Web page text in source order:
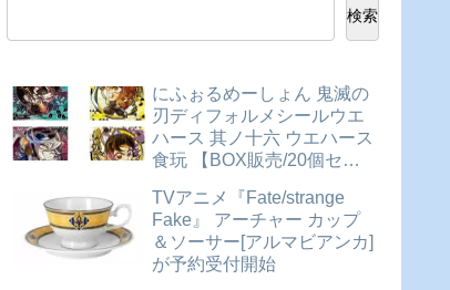
検索
にふぉるめーしょん 鬼滅の
刃ディフォルメシールウエ
ハース 其ノ十六 ウエハース
食玩 【BOX販売/20個セッ
TVアニメ『Fate/strange
Fake』 アーチャー カップ
＆ソーサー[アルマビアンカ]
が予約受付開始